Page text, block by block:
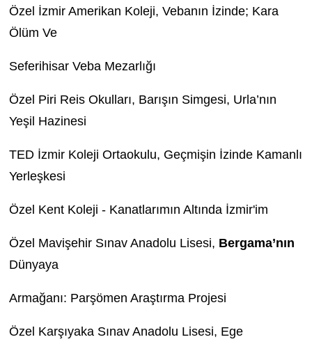
Özel İzmir Amerikan Koleji, Vebanın İzinde; Kara
Ölüm Ve
Seferihisar Veba Mezarlığı
Özel Piri Reis Okulları, Barışın Simgesi, Urla’nın
Yeşil Hazinesi
TED İzmir Koleji Ortaokulu, Geçmişin İzinde Kamanlı
Yerleşkesi
Özel Kent Koleji - Kanatlarımın Altında İzmir'im
Özel Mavişehir Sınav Anadolu Lisesi, Bergama’nın
Dünyaya
Armağanı: Parşömen Araştırma Projesi
Özel Karşıyaka Sınav Anadolu Lisesi, Ege